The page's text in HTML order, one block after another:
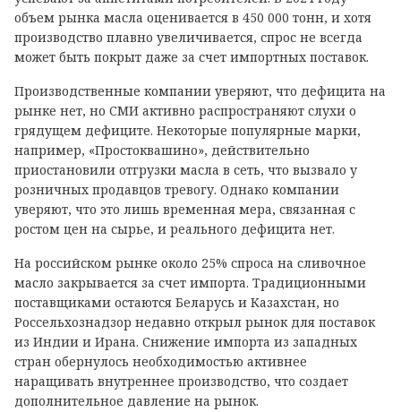
объем рынка масла оценивается в 450 000 тонн, и хотя
производство плавно увеличивается, спрос не всегда
может быть покрыт даже за счет импортных поставок.
Производственные компании уверяют, что дефицита на
рынке нет, но СМИ активно распространяют слухи о
грядущем дефиците. Некоторые популярные марки,
например, «Простоквашино», действительно
приостановили отгрузки масла в сеть, что вызвало у
розничных продавцов тревогу. Однако компании
уверяют, что это лишь временная мера, связанная с
ростом цен на сырье, и реального дефицита нет.
На российском рынке около 25% спроса на сливочное
масло закрывается за счет импорта. Традиционными
поставщиками остаются Беларусь и Казахстан, но
Россельхознадзор недавно открыл рынок для поставок
из Индии и Ирана. Снижение импорта из западных
стран обернулось необходимостью активнее
наращивать внутреннее производство, что создает
дополнительное давление на рынок.